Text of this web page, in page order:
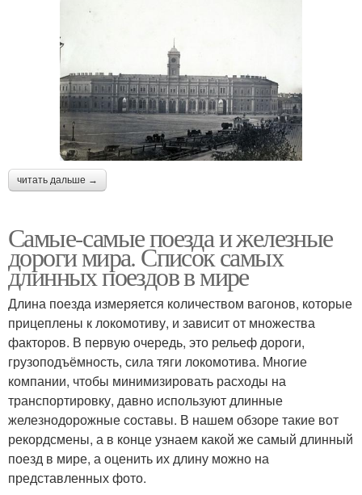
читать дальше →
Самые-самые поезда и железные
дороги мира. Список самых
длинных поездов в мире
Длина поезда измеряется количеством вагонов, которые
прицеплены к локомотиву, и зависит от множества
факторов. В первую очередь, это рельеф дороги,
грузоподъёмность, сила тяги локомотива. Многие
компании, чтобы минимизировать расходы на
транспортировку, давно используют длинные
железнодорожные составы. В нашем обзоре такие вот
рекордсмены, а в конце узнаем какой же самый длинный
поезд в мире, а оценить их длину можно на
представленных фото.